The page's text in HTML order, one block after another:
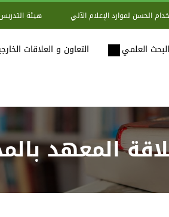
الحسن لموارد الإعلام الآلي هيئة
البحث العلمي التعاون و العلاقات
المعهد